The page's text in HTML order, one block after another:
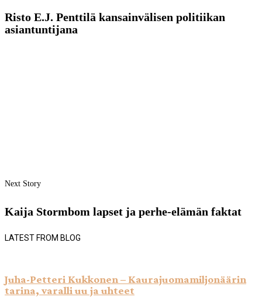
Risto E.J. Penttilä kansainvälisen politiikan
asiantuntijana
Next Story
Kaija Stormbom lapset ja perhe-elämän faktat
LATEST FROM BLOG
Juha-Petteri Kukkonen – Kaurajuomamiljonäärin
tarina, varalli uu ja uhteet